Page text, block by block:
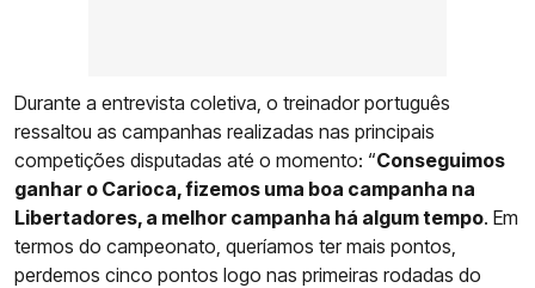
Durante a entrevista coletiva, o treinador português
ressaltou as campanhas realizadas nas principais
competições disputadas até o momento: “Conseguimos
ganhar o Carioca, fizemos uma boa campanha na
Libertadores, a melhor campanha há algum tempo. Em
termos do campeonato, queríamos ter mais pontos,
perdemos cinco pontos logo nas primeiras rodadas do